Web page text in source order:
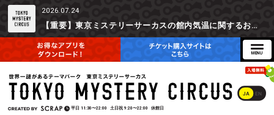
2026.07.24
【重要】東京ミステリーサーカスの館内気温に関するお詫びとご参加辞退時の返金対応について
JA EN
平日 11:30〜22:00 土日祝 9:20〜22:00 休館日